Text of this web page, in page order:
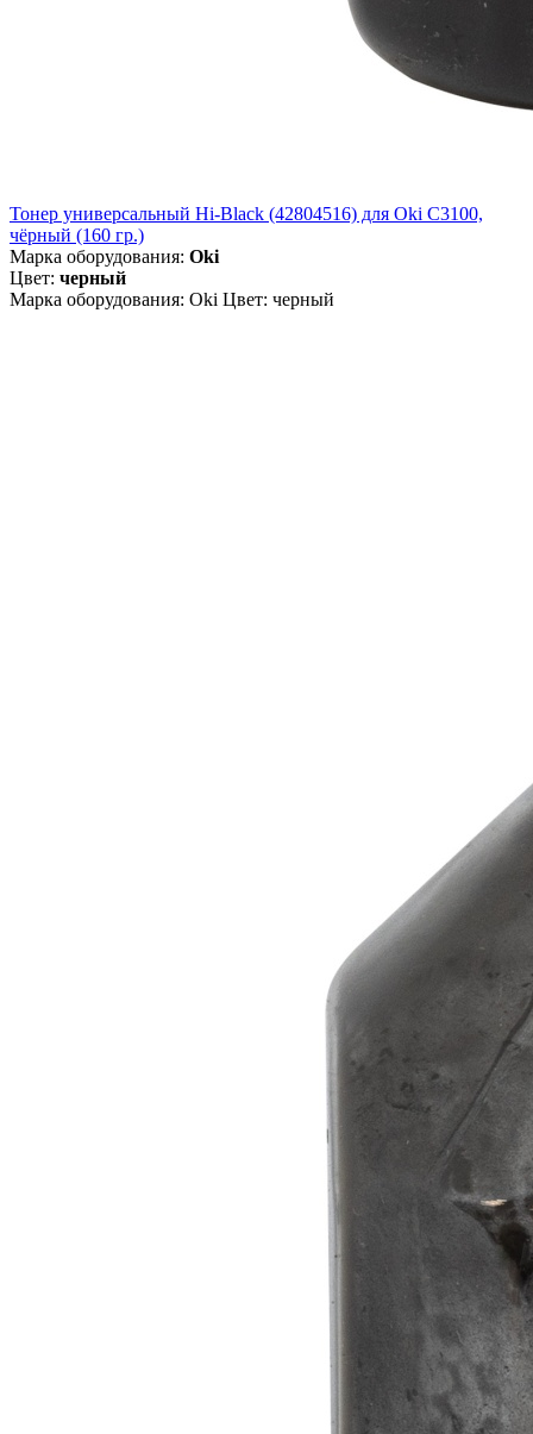
Тонер универсальный Hi-Black (42804516) для Oki С3100,
чёрный (160 гр.)
Марка оборудования: Oki
Цвет: черный
Марка оборудования: Oki Цвет: черный